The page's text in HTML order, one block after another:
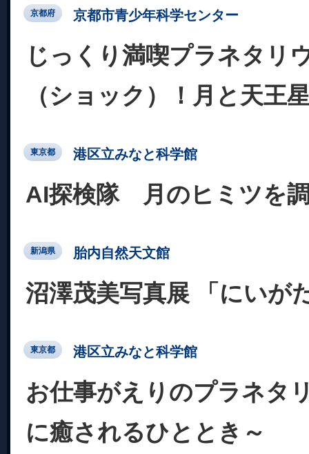
京都府 京都市青少年科学センター
じっくり満喫プラネタリ
（ショック）！月と天王
東京都 港区立みなと科学館
AI探検隊 月のヒミツを
新潟県 胎内自然天文館
沼澤茂美写真展 「にいが
東京都 港区立みなと科学館
お仕事がえりのプラネタ
に癒されるひととき～